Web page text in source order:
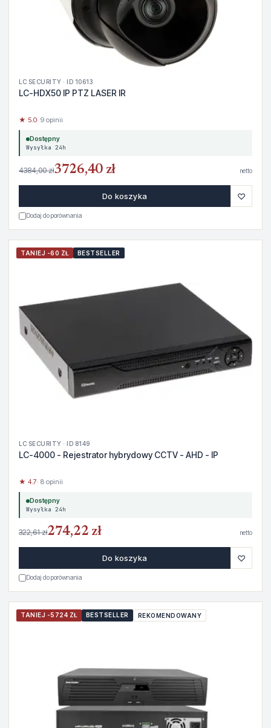
LC SECURITY · ID 10613
LC-HDX50 IP PTZ LASER IR
★ 5.0· 9 opinii
Dostępny
Wysyłka 24h
4384,00 zł3726,40 zł netto
Do koszyka ♡
Dodaj do porównania
TANIEJ -60 ZŁ BESTSELLER
LC SECURITY · ID 8149
LC-4000 - Rejestrator hybrydowy CCTV - AHD - IP
★ 4.7· 8 opinii
Dostępny
Wysyłka 24h
322,61 zł274,22 zł netto
Do koszyka ♡
Dodaj do porównania
TANIEJ -5724 ZŁ BESTSELLER REKOMENDOWANY